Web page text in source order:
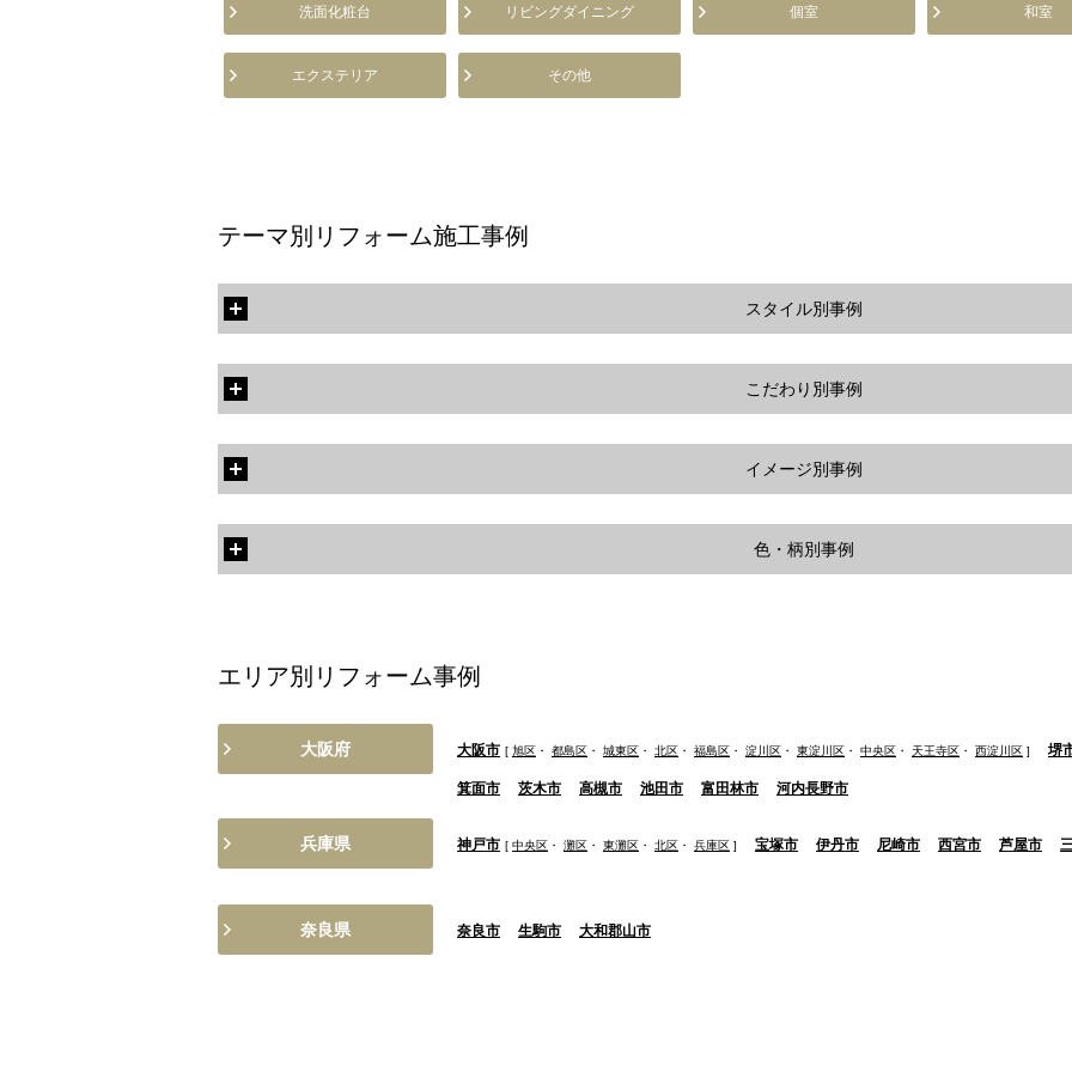
洗面化粧台 リビングダイニング 個室 和室
エクステリア その他
テーマ別リフォーム施工事例
スタイル別事例
こだわり別事例
イメージ別事例
色・柄別事例
エリア別リフォーム事例
大阪府 大阪市 [ 旭区 ・ 都島区 ・ 城東区 ・ 北区 ・ 福島区 ・ 淀川区 ・ 東淀川区 ・ 中央区 ・ 天王寺区 ・ 西淀川区 ] 堺
箕面市 茨木市 高槻市 池田市 富田林市 河内長野市
兵庫県 神戸市 [ 中央区 ・ 灘区 ・ 東灘区 ・ 北区 ・ 兵庫区 ] 宝塚市 伊丹市 尼崎市 西宮市 芦屋市
奈良県 奈良市 生駒市 大和郡山市